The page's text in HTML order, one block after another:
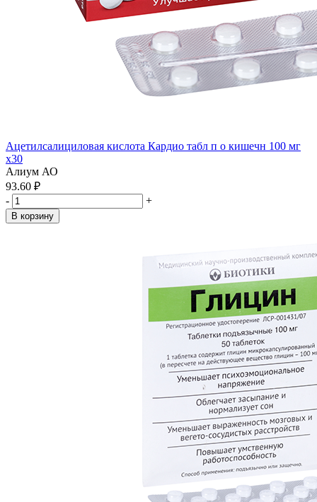
Ацетилсалициловая кислота Кардио табл п о кишечн 100 мг
x30
Алиум АО
93.60 ₽
-
+
В корзину